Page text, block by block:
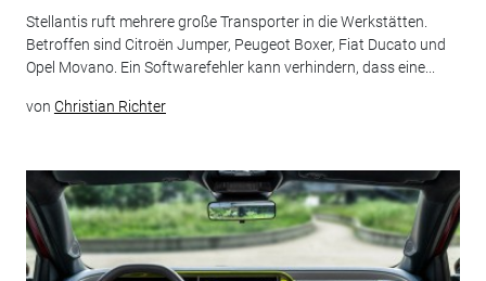
Stellantis ruft mehrere große Transporter in die Werkstätten.
Betroffen sind Citroën Jumper, Peugeot Boxer, Fiat Ducato und
Opel Movano. Ein Softwarefehler kann verhindern, dass eine...
von Christian Richter